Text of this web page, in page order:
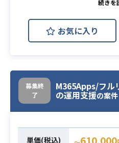
業務内容
本案件で
業様の既存
ける
当して頂き
ます。
必須スキル
・Microsoft
お気に入り
募集終
了
M365Apps/フル
の運用支援の案
単価(税込) 610,000